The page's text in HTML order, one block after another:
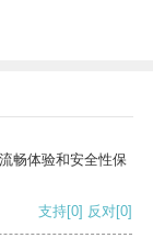
畅体验和安全性保
支持[0] 反对[0]